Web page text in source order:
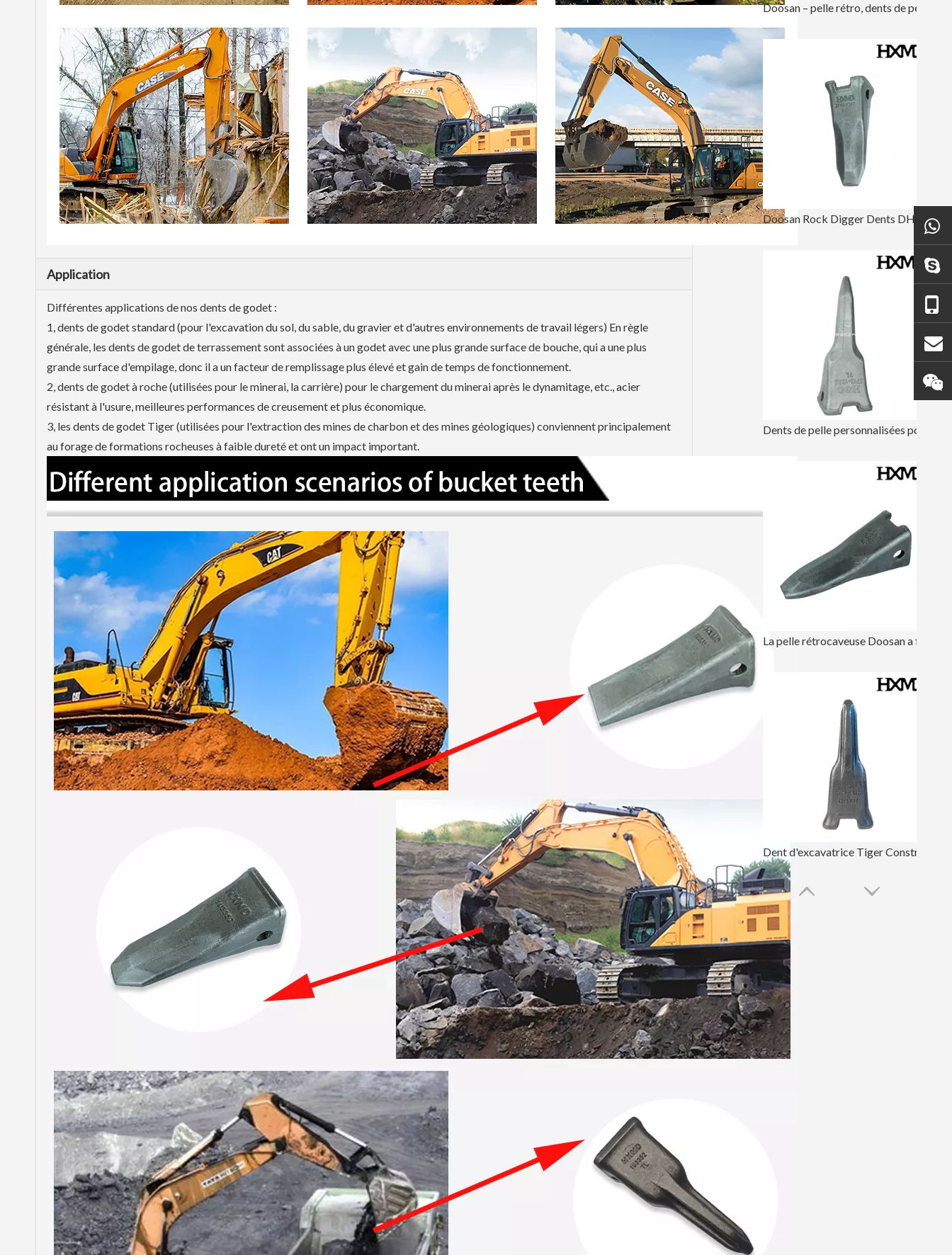
Application
Différentes applications de nos dents de godet :
1, dents de godet standard (pour l'excavation du sol, du sable, du gravier et d'autres environnements de travail légers) En règle
générale, les dents de godet de terrassement sont associées à un godet avec une plus grande surface de bouche, qui a une plus
grande surface d'empilage, donc il a un facteur de remplissage plus élevé et gain de temps de fonctionnement.
2, dents de godet à roche (utilisées pour le minerai, la carrière) pour le chargement du minerai après le dynamitage, etc., acier
résistant à l'usure, meilleures performances de creusement et plus économique.
3, les dents de godet Tiger (utilisées pour l'extraction des mines de charbon et des mines géologiques) conviennent principalement
au forage de formations rocheuses à faible dureté et ont un impact important.
Doosan Rock Digger Dents DH220 2713-1217RC